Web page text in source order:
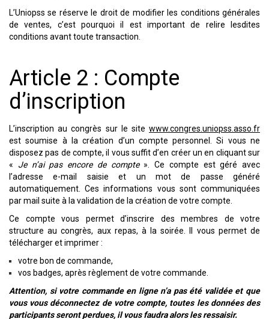
L’Uniopss se réserve le droit de modifier les conditions générales
de ventes, c’est pourquoi il est important de relire lesdites
conditions avant toute transaction.
Article 2 : Compte
d’inscription
L’inscription au congrès sur le site www.congres.uniopss.asso.fr
est soumise à la création d’un compte personnel. Si vous ne
disposez pas de compte, il vous suffit d’en créer un en cliquant sur
« Je n’ai pas encore de compte». Ce compte est géré avec
l’adresse e-mail saisie et un mot de passe généré
automatiquement. Ces informations vous sont communiquées
par mail suite à la validation de la création de votre compte.
Ce compte vous permet d’inscrire des membres de votre
structure au congrès, aux repas, à la soirée. Il vous permet de
télécharger et imprimer :
votre bon de commande,
vos badges, après règlement de votre commande.
Attention, si votre commande en ligne n’a pas été validée et que
vous vous déconnectez de votre compte, toutes les données des
participants seront perdues, il vous faudra alors les ressaisir.